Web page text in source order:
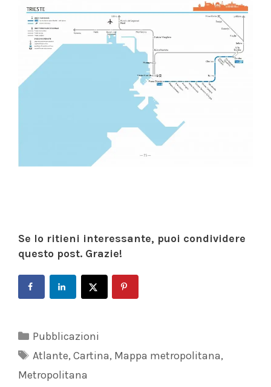
Se lo ritieni interessante, puoi condividere
questo post. Grazie!
Categorie
Pubblicazioni
Tag
Atlante, Cartina, Mappa metropolitana,
Metropolitana